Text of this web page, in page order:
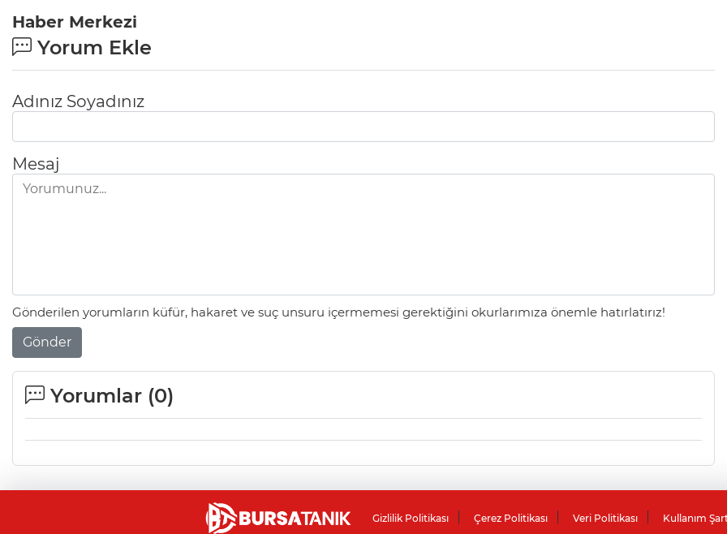
Haber Merkezi
Yorum Ekle
Adınız Soyadınız
Mesaj
Gönderilen yorumların küfür, hakaret ve suç unsuru içermemesi gerektiğini okurlarımıza önemle hatırlatırız!
Gönder
Yorumlar (0)
Gizlilik Politikası Çerez Politikası Veri Politikası Kullanım